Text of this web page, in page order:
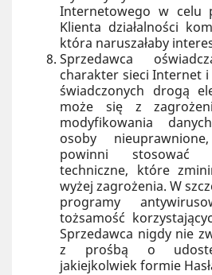
Internetowego w celu
Klienta działalności
która naruszałaby
Sprzedawca
charakter sieci Internet i
świadczonych drogą
może się z
modyfikowania
osoby
powinni stosować
techniczne, które
wyżej zagrożenia. W
programy
tożsamość
Sprzedawca nigdy nie
z prośbą o
jakiejkolwiek formie